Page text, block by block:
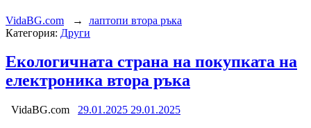
VidaBG.com → лаптопи втора ръка
Категория: Други
Екологичната страна на покупката на
електроника втора ръка
VidaBG.com 29.01.2025 29.01.2025